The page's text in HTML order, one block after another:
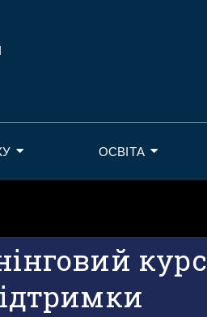
ОСВІТА
курс